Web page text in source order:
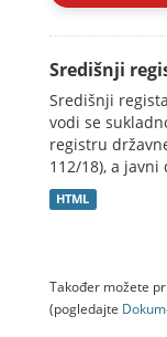
Središnji
Središnji
vodi se
registru
112/18), a
HTML
Također možete
(pogledajte